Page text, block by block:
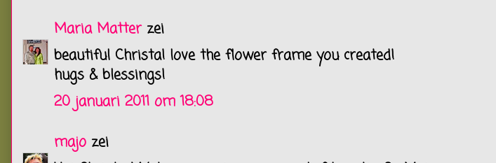
Maria Matterzei
beautiful Christa! love the flower frame you created!
hugs & blessings!
20 januari 2011 om 18:08
majo zei